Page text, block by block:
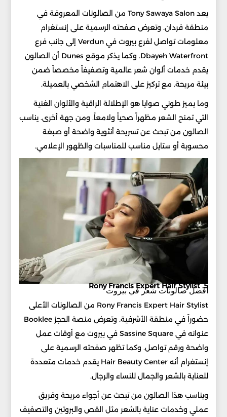
يعد Tony Sawaya Salon من الصالونات المعروفة في
منطقة فردان. وتعرض صفحته الرسمية على إنستغرام
معلومات تواصل لفرع بيروت في Verdun إلى جانب فرع
Dbayeh Waterfront. وكما يذكر موقع Dunes أن الصالون
يقدم خدمات ألوان شعر عالمية وتصفيفاً مخصصاً ضمن
بيئة مريحة. مع تركيز على الاهتمام الشخصي بالعميلة.
وما يميز طوني صوايا هو الإطلالة الراقية والألوان الغنية
التي تمنح الشعر مظهراً صحياً ولامعاً. ومن جهة أخرى. يناسب
الصالون من تبحث عن تسريحة أنثوية واضحة أو صبغة
محسوبة أو ستايل مناسب للمناسبات والظهور الإعلامي.
أفضل صالونات شعر في بيروت
5. Rony Francis Expert Hair Stylist
Rony Francis Expert Hair Stylist من الصالونات الأعلى
حضوراً في منطقة الأشرفية. وتعرض منصة الحجز Booklee
عنوانه في Sassine Square في بيروت مع أوقات عمل
واضحة ورقم تواصل. وكما تظهر صفحته الرسمية على
إنستغرام أنه Hair Beauty Center يقدم خدمات متعددة
للعناية بالشعر والجمال للنساء والرجال.
ويناسب هذا الصالون من تبحث عن أجواء مريحة وفريق
عملي وخدمات عناية بالشعر مثل القص والبروتين والتصفيف